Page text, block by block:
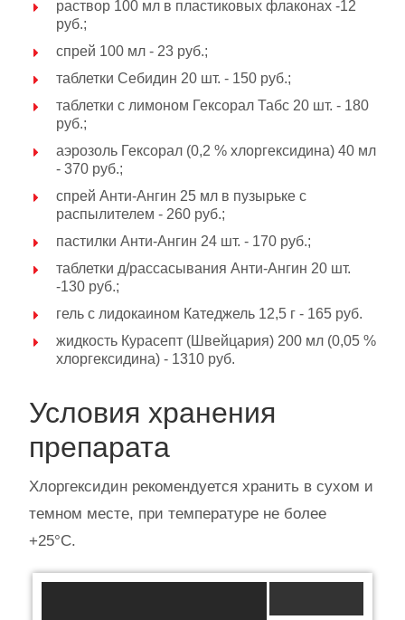
раствор 100 мл в пластиковых флаконах -12
руб.;
спрей 100 мл - 23 руб.;
таблетки Себидин 20 шт. - 150 руб.;
таблетки с лимоном Гексорал Табс 20 шт. - 180
руб.;
аэрозоль Гексорал (0,2 % хлоргексидина) 40 мл
- 370 руб.;
спрей Анти-Ангин 25 мл в пузырьке с
распылителем - 260 руб.;
пастилки Анти-Ангин 24 шт. - 170 руб.;
таблетки д/рассасывания Анти-Ангин 20 шт.
-130 руб.;
гель с лидокаином Катеджель 12,5 г - 165 руб.
жидкость Курасепт (Швейцария) 200 мл (0,05 %
хлоргексидина) - 1310 руб.
Условия хранения
препарата
Хлоргексидин рекомендуется хранить в сухом и
темном месте, при температуре не более
+25°C.